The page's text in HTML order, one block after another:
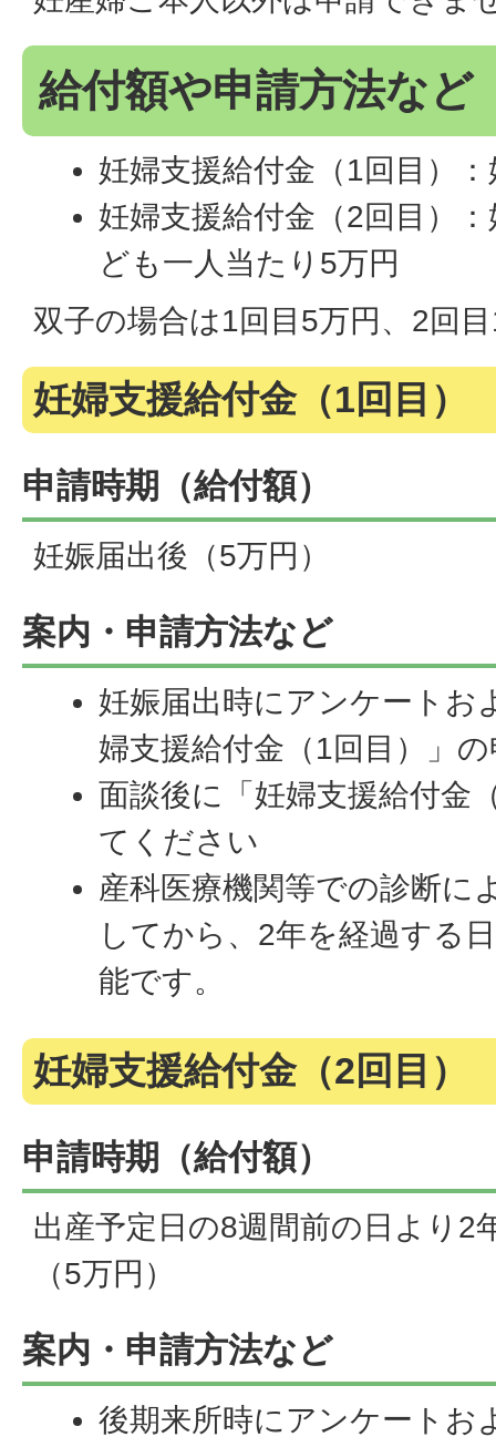
給付額や申請方法など
妊婦支援給付金（1回目）
妊婦支援給付金（2回目）
ども一人当たり5万円
双子の場合は1回目5万円、2回
妊婦支援給付金（1回目）
申請時期（給付額）
妊娠届出後（5万円）
案内・申請方法など
妊娠届出時にアンケートお
婦支援給付金（1回目）」
面談後に「妊婦支援給付金
てください
産科医療機関等での診断に
してから、2年を経過する
能です。
妊婦支援給付金（2回目）
申請時期（給付額）
出産予定日の8週間前の日より2
（5万円）
案内・申請方法など
後期来所時にアンケートお